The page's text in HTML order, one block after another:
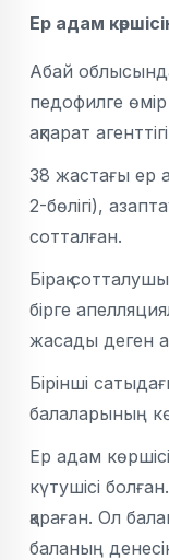
Ер адам
Абай
педофилге
ақпарат агенттігі
38 жастағы ер
2-бөлігі),
сотталған.
Бірақ
бірге
жасады деген
Бірінші
балаларының
Ер адам
күтушісі
қараған. Ол
баланың